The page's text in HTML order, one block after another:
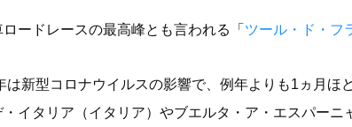
ロードレースの最高峰とも言われる「 ツール・ド・フ
は新型コロナウイルスの影響で、例年よりも1ヵ月
・イタリア（イタリア）やブエルタ・ア・エスパーニ